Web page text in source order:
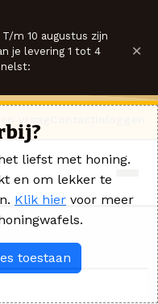
T/m 10 augustus zijn
je levering 1 tot 4
×
liefst met honing.
en om lekker te
Klik hier voor meer
toestaan